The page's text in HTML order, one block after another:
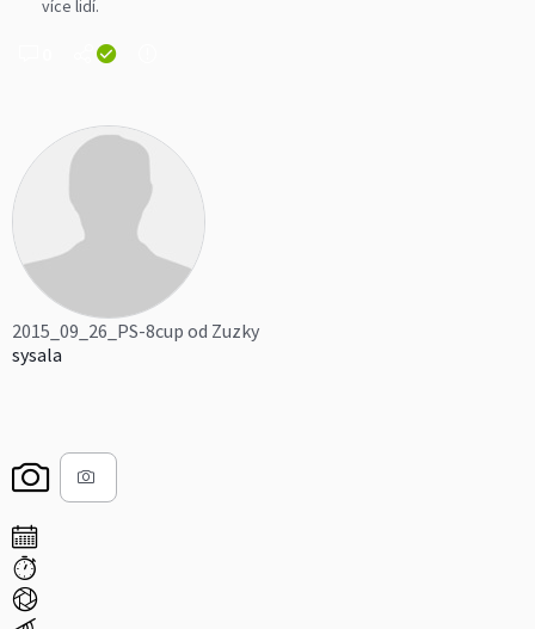
více lidí.
2015_09_26_PS-8cup od Zuzky
sysala